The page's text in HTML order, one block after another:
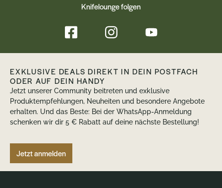
Knifelounge folgen
EXKLUSIVE DEALS DIREKT IN DEIN POSTFACH
ODER AUF DEIN HANDY
Jetzt unserer Community beitreten und exklusive
Produktempfehlungen, Neuheiten und besondere Angebote
erhalten. Und das Beste: Bei der WhatsApp-Anmeldung
schenken wir dir 5 € Rabatt auf deine nächste Bestellung!
Jetzt anmelden